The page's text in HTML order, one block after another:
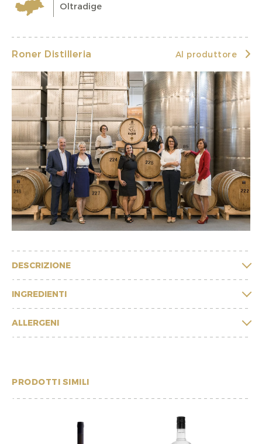
Oltradige
Roner Distilleria Al produttore
DESCRIZIONE
INGREDIENTI
ALLERGENI
PRODOTTI SIMILI